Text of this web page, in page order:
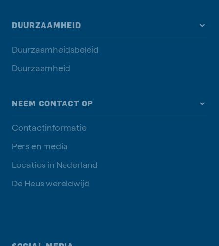
DUURZAAMHEID
Duurzaamheidsbeleid
Duurzaamheid
NEEM CONTACT OP
Contactinformatie
Pers en media
Locaties in Nederland
De Heus wereldwijd